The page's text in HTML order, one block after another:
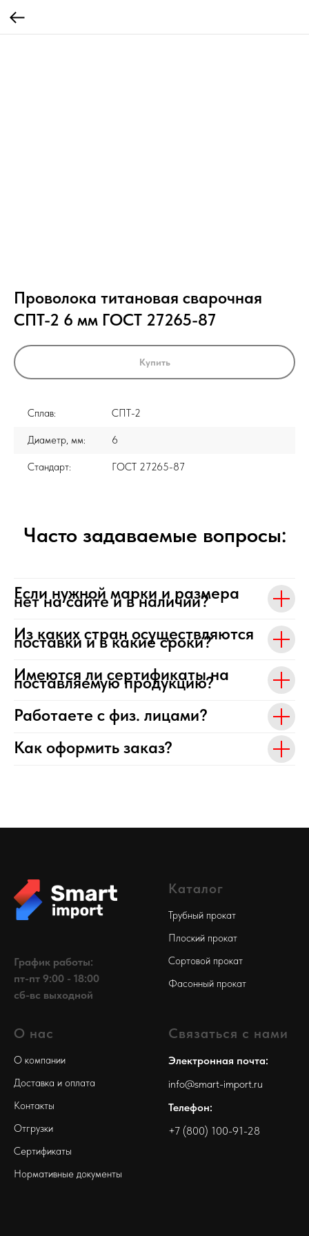
Проволока титановая сварочная
СПТ-2 6 мм ГОСТ 27265-87
Купить
Сплав: СПТ-2
Диаметр, мм: 6
Стандарт: ГОСТ 27265-87
Часто задаваемые вопросы:
Если нужной марки и размера
нет на сайте и в наличии?
Из каких стран осуществляются
поставки и в какие сроки?
Имеются ли сертификаты на
поставляемую продукцию?
Работаете с физ. лицами?
Как оформить заказ?
График работы:
пт-пт 9:00 - 18:00
сб-вс выходной
Каталог
Трубный прокат
Плоский прокат
Сортовой прокат
Фасонный прокат
О нас
О компании
Доставка и оплата
Контакты
Отгрузки
Сертификаты
Нормативные документы
Связаться с нами
Электронная почта:
info@smart-import.ru
Телефон:
+7 (800) 100-91-28